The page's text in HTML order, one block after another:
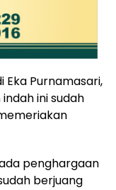
Eka Purnamasari,
ini sudah
penghargaan
berjuang